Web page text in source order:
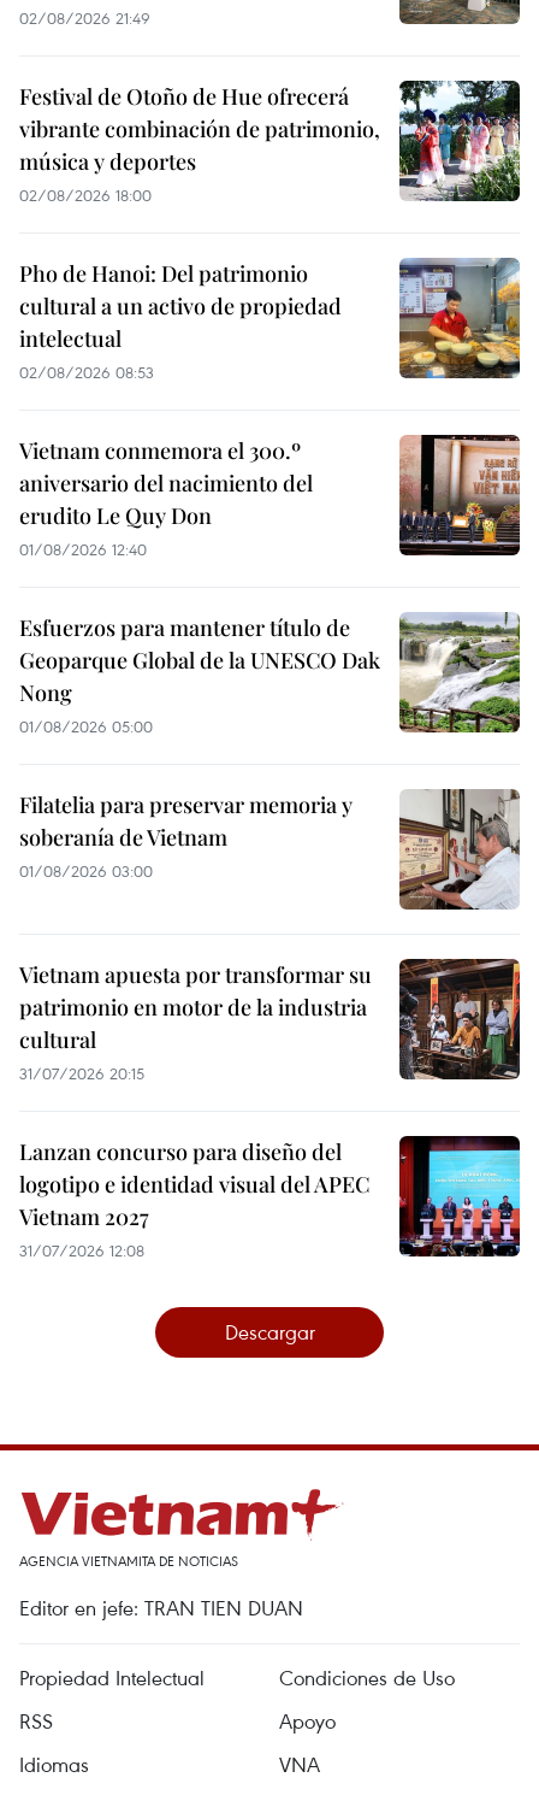
02/08/2026 21:49
Festival de Otoño de Hue ofrecerá
vibrante combinación de patrimonio,
música y deportes
02/08/2026 18:00
Pho de Hanoi: Del patrimonio
cultural a un activo de propiedad
intelectual
02/08/2026 08:53
Vietnam conmemora el 300.º
aniversario del nacimiento del
erudito Le Quy Don
01/08/2026 12:40
Esfuerzos para mantener título de
Geoparque Global de la UNESCO Dak
Nong
01/08/2026 05:00
Filatelia para preservar memoria y
soberanía de Vietnam
01/08/2026 03:00
Vietnam apuesta por transformar su
patrimonio en motor de la industria
cultural
31/07/2026 20:15
Lanzan concurso para diseño del
logotipo e identidad visual del APEC
Vietnam 2027
31/07/2026 12:08
Descargar
AGENCIA VIETNAMITA DE NOTICIAS
Editor en jefe: TRAN TIEN DUAN
Propiedad Intelectual
Condiciones de Uso
RSS
Apoyo
Idiomas
VNA